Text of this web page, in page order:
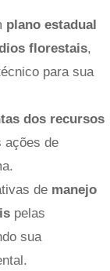
plano estadual
florestais,
para sua
dos recursos
ações de
de manejo
pelas
sua